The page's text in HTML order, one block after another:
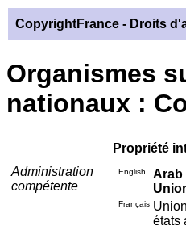
CopyrightFrance - Droits
Organismes
nationaux :
Propriété
Administration
compétente
English
Arab
Français
états